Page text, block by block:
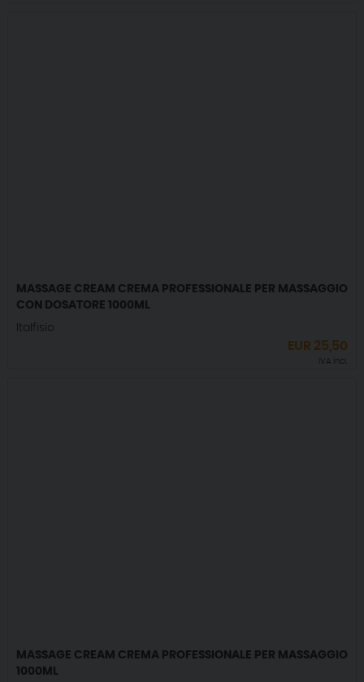
MASSAGE CREAM CREMA PROFESSIONALE PER MASSAGGIO
CON DOSATORE 1000ML
Italfisio
EUR 25,50
IVA incl.
MASSAGE CREAM CREMA PROFESSIONALE PER MASSAGGIO
1000ML